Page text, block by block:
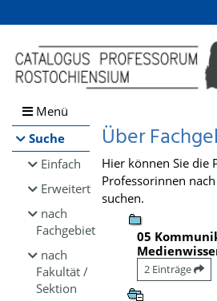
Browsen
direkt zum Inhalt
Menü
Suche
Einfach
Erweitert
nach
Fachgebiet
nach
Fakultät /
Sektion
Über
Hier können Sie die
Professorinnen
suchen.
05
2 Einträge